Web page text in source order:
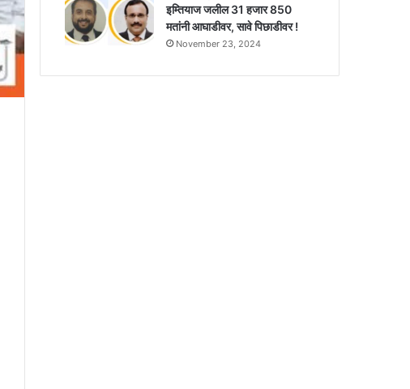
इम्तियाज जलील 31 हजार 850
मतांनी आघाडीवर, सावे पिछाडीवर !
November 23, 2024